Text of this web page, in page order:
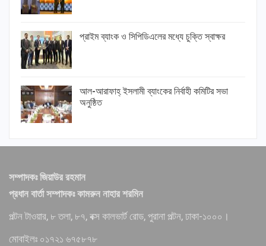
প্রাইম ব্যাংক ও সিপিডিএলের মধ্যে চুক্তি স্বাক্ষর
আল-আরাফাহ্ ইসলামী ব্যাংকের নির্বাহী কমিটির সভা
অনুষ্ঠিত
সম্পাদকঃ জিয়াউর রহমান
প্রধান বার্তা সম্পাদকঃ কামরুন নাহার শরমিন
পল্টন টাওয়ার, ৮ তলা, ৮৭, বক্স কালভার্ট রোড, পুরানা পল্টন, ঢাকা-১০০০।
মোবাইলঃ ০১৭২১ ৬৭৫৮৭৮